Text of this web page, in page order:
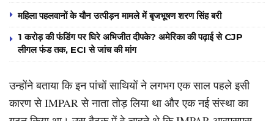
महिला पहलवानों के यौन उत्पीड़न मामले में बृजभूषण शरण सिंह बरी
1 करोड़ की फंडिंग पर घिरे अभिजीत दीपके? अमेरिका की पढ़ाई से CJP
लीगल फंड तक, ECI से जांच की मांग
उन्होंने बताया कि इन पांचों साथियों ने लगभग एक साल पहले इसी
कारण से IMPAR से नाता तोड़ लिया था और एक नई संस्था का